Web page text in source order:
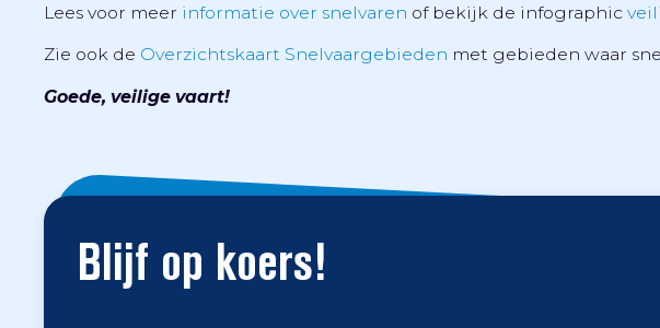
Lees voor meer informatie over snelvaren of bekijk de infographic
Zie ook de Overzichtskaart Snelvaargebieden met gebieden waar
Goede, veilige vaart!
Blijf op koers!